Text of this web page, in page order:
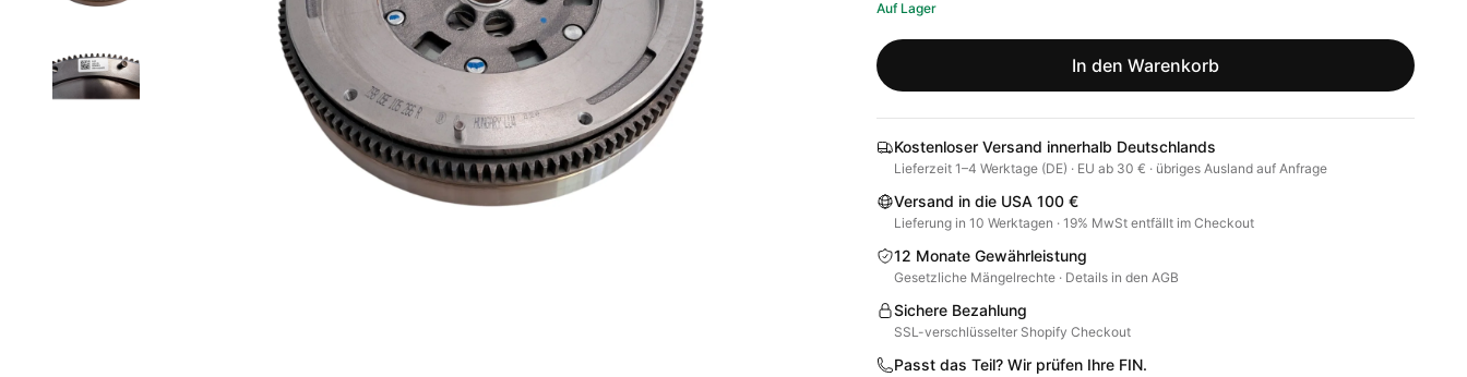
Auf Lager
In den Warenkorb
Kostenloser Versand innerhalb Deutschlands
Lieferzeit 1–4 Werktage (DE) · EU ab 30 € · übriges Ausland auf Anfrage
Versand in die USA 100 €
Lieferung in 10 Werktagen · 19% MwSt entfällt im Checkout
12 Monate Gewährleistung
Gesetzliche Mängelrechte · Details in den AGB
Sichere Bezahlung
SSL-verschlüsselter Shopify Checkout
Passt das Teil? Wir prüfen Ihre FIN.